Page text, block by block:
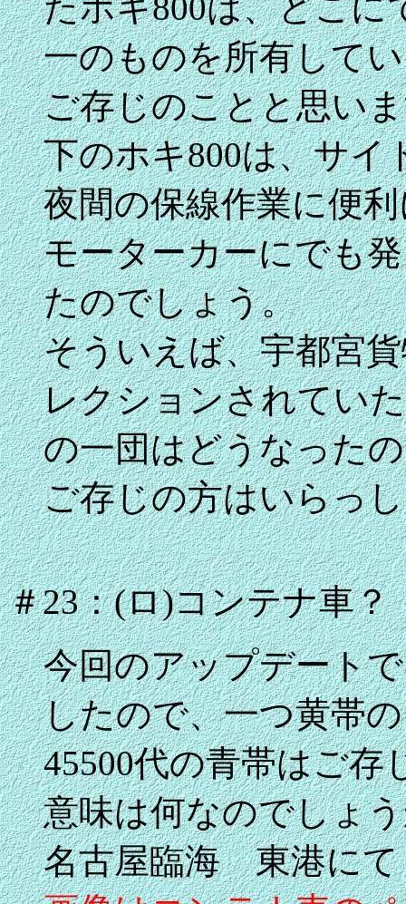
たホキ800は、どこに
一のものを所有して
ご存じのことと思い
下のホキ800は、サイ
夜間の保線作業に便
モーターカーにでも
たのでしょう。
そういえば、宇都宮
レクションされてい
の一団はどうなった
ご存じの方はいらっ
＃23：(ロ)コンテナ車？
今回のアップデート
したので、一つ黄帯
45500代の青帯はご
意味は何なのでしょ
名古屋臨海 東港にて